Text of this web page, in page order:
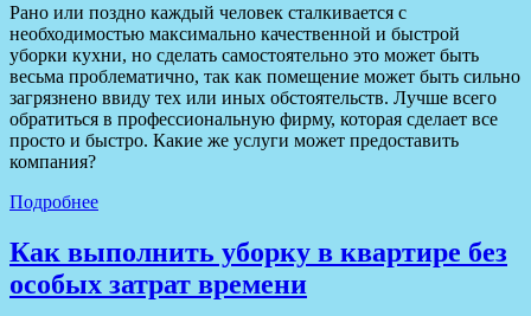
Рано или поздно каждый человек сталкивается с
необходимостью максимально качественной и быстрой
уборки кухни, но сделать самостоятельно это может быть
весьма проблематично, так как помещение может быть сильно
загрязнено ввиду тех или иных обстоятельств. Лучше всего
обратиться в профессиональную фирму, которая сделает все
просто и быстро. Какие же услуги может предоставить
компания?
Подробнее
Как выполнить уборку в квартире без
особых затрат времени